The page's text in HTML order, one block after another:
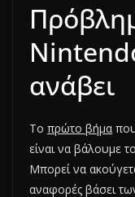
ανάβει
Το πρώτο βήμα
είναι να βάλουμε
Μπορεί να
αναφορές βάσει